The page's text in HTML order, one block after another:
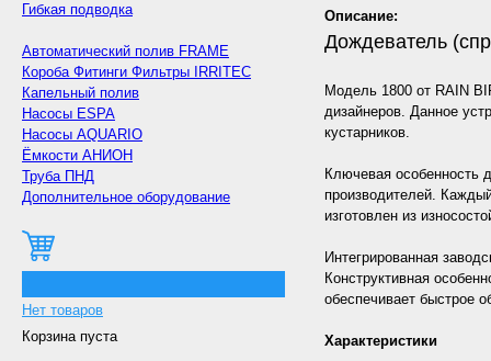
Гибкая подводка
Автоматический полив FRAME
Короба Фитинги Фильтры IRRITEC
Капельный полив
Насосы ESPA
Насосы AQUARIO
Ёмкости АНИОН
Труба ПНД
Дополнительное оборудование
Нет товаров
Корзина пуста
Описание:
Дождеватель
Модель 1800 от RAIN
дизайнеров. Данное
кустарников.
Ключевая особенность
производителей.
изготовлен из
Интегрированная
Конструктивная
обеспечивает быстрое
Характеристики